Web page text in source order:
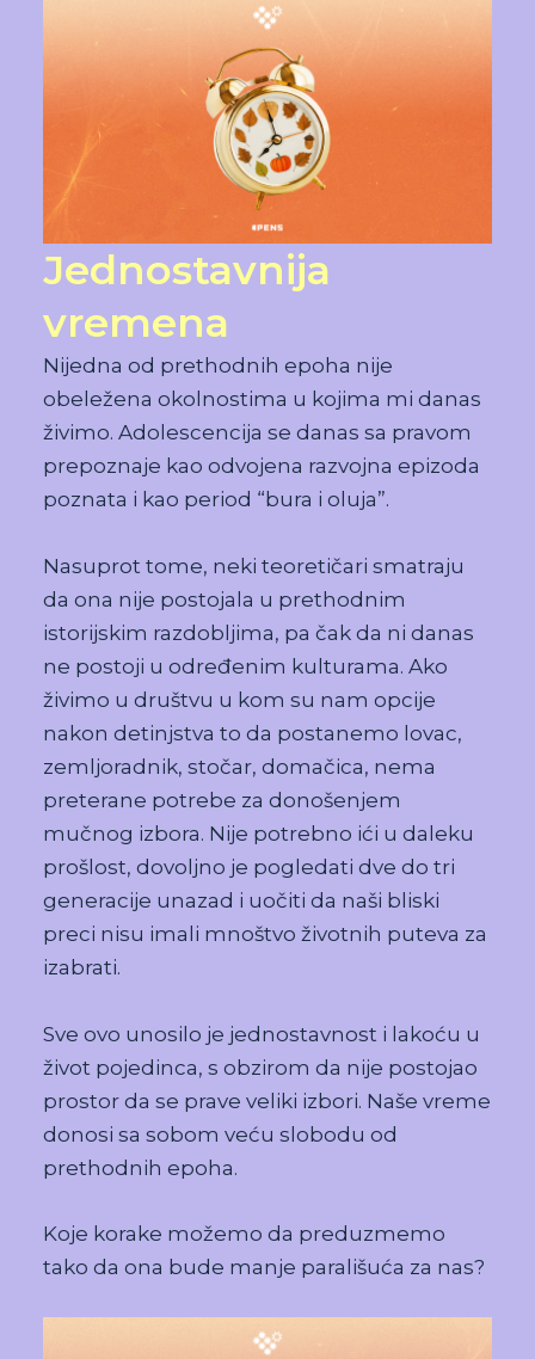
Jednostavnija
vremena
Nijedna od prethodnih epoha nije
obeležena okolnostima u kojima mi danas
živimo. Adolescencija se danas sa pravom
prepoznaje kao odvojena razvojna epizoda
poznata i kao period “bura i oluja”.
Nasuprot tome, neki teoretičari smatraju
da ona nije postojala u prethodnim
istorijskim razdobljima, pa čak da ni danas
ne postoji u određenim kulturama. Ako
živimo u društvu u kom su nam opcije
nakon detinjstva to da postanemo lovac,
zemljoradnik, stočar, domačica, nema
preterane potrebe za donošenjem
mučnog izbora. Nije potrebno ići u daleku
prošlost, dovoljno je pogledati dve do tri
generacije unazad i uočiti da naši bliski
preci nisu imali mnoštvo životnih puteva za
izabrati.
Sve ovo unosilo je jednostavnost i lakoću u
život pojedinca, s obzirom da nije postojao
prostor da se prave veliki izbori. Naše vreme
donosi sa sobom veću slobodu od
prethodnih epoha.
Koje korake možemo da preduzmemo
tako da ona bude manje parališuća za nas?